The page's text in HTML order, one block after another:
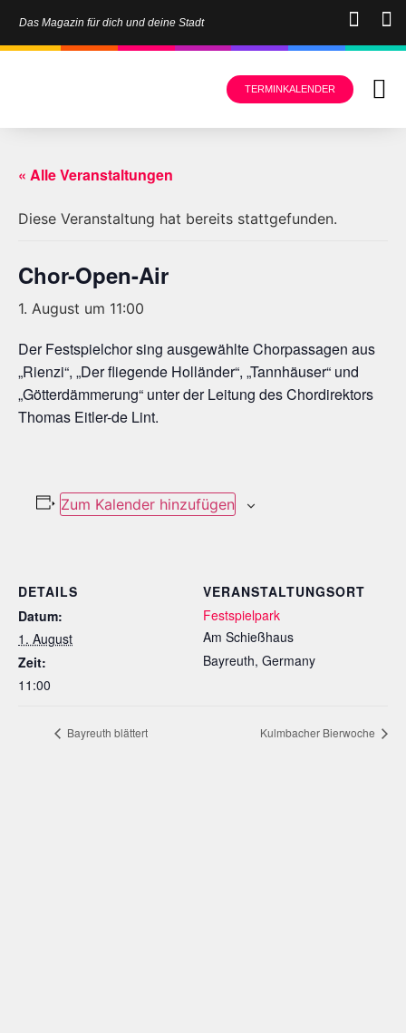
Das Magazin für dich und deine Stadt
TERMINKALENDER
« Alle Veranstaltungen
Diese Veranstaltung hat bereits stattgefunden.
Chor-Open-Air
1. August um 11:00
Der Festspielchor sing ausgewählte Chorpassagen aus
„Rienzi“, „Der fliegende Holländer“, „Tannhäuser“ und
„Götterdämmerung“ unter der Leitung des Chordirektors
Thomas Eitler-de Lint.
Zum Kalender hinzufügen
DETAILS
Datum:
1. August
Zeit:
11:00
VERANSTALTUNGSORT
Festspielpark
Am Schießhaus
Bayreuth, Germany
Bayreuth blättert Kulmbacher Bierwoche